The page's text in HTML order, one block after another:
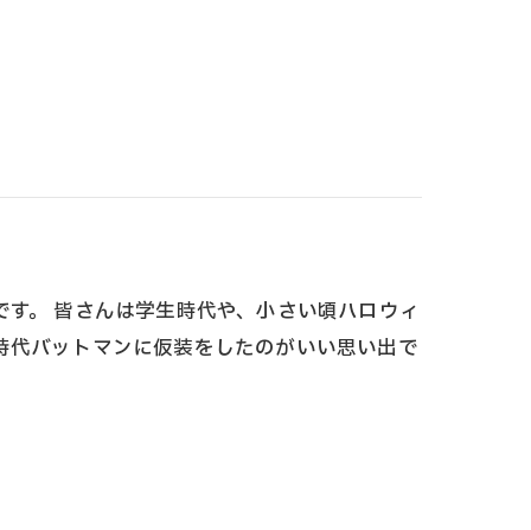
。 皆さんは学生時代や、小さい頃ハロウィ
バットマンに仮装をしたのがいい思い出で